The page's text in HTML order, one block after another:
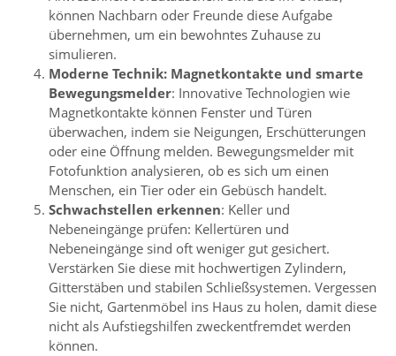
können Nachbarn oder Freunde diese Aufgabe
übernehmen, um ein bewohntes Zuhause zu
simulieren.
Moderne Technik: Magnetkontakte und smarte
Bewegungsmelder: Innovative Technologien wie
Magnetkontakte können Fenster und Türen
überwachen, indem sie Neigungen, Erschütterungen
oder eine Öffnung melden. Bewegungsmelder mit
Fotofunktion analysieren, ob es sich um einen
Menschen, ein Tier oder ein Gebüsch handelt.
Schwachstellen erkennen: Keller und
Nebeneingänge prüfen: Kellertüren und
Nebeneingänge sind oft weniger gut gesichert.
Verstärken Sie diese mit hochwertigen Zylindern,
Gitterstäben und stabilen Schließsystemen. Vergessen
Sie nicht, Gartenmöbel ins Haus zu holen, damit diese
nicht als Aufstiegshilfen zweckentfremdet werden
können.